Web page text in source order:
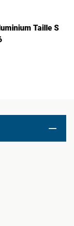
Taille S